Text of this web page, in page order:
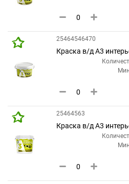
25464546470
Краска в/д А3
25464563
Краска в/д А3